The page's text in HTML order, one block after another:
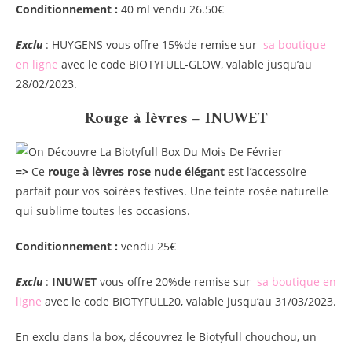
Conditionnement : 40 ml vendu 26.50€
Exclu : HUYGENS vous offre 15%de remise sur sa boutique
en ligne avec le code BIOTYFULL-GLOW, valable jusqu’au
28/02/2023.
Rouge à lèvres – INUWET
=> Ce rouge à lèvres rose nude élégant est l’accessoire
parfait pour vos soirées festives. Une teinte rosée naturelle
qui sublime toutes les occasions.
Conditionnement : vendu 25€
Exclu : INUWET vous offre 20%de remise sur sa boutique en
ligne avec le code BIOTYFULL20, valable jusqu’au 31/03/2023.
En exclu dans la box, découvrez le Biotyfull chouchou, un